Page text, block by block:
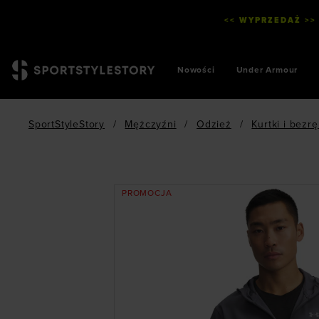
<< WYPRZEDAŻ
Nowości Under Armour
SportStyleStory / Mężczyźni / Odzież / Kurtki i
PROMOCJA